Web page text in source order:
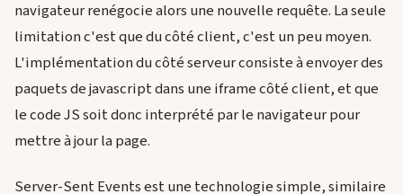
navigateur renégocie alors une nouvelle requête. La seule
limitation c'est que du côté client, c'est un peu moyen.
L'implémentation du côté serveur consiste à envoyer des
paquets de javascript dans une iframe côté client, et que
le code JS soit donc interprété par le navigateur pour
mettre à jour la page.
Server-Sent Events est une technologie simple, similaire